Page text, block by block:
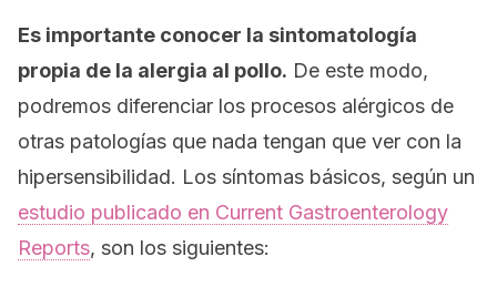
Es importante conocer la sintomatología
propia de la alergia al pollo. De este modo,
podremos diferenciar los procesos alérgicos de
otras patologías que nada tengan que ver con la
hipersensibilidad. Los síntomas básicos, según un
estudio publicado en Current Gastroenterology
Reports, son los siguientes: